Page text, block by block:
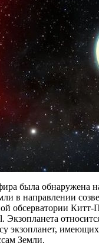
была обнаружена
в направлении
обсерватории Китт-
Экзопланета
имеющих
Земли.